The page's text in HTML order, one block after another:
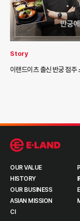
Story
이랜드이츠 출신 반궁 점주
OUR VALUE
HISTORY
OUR BUSINESS
ASIAN MISSION
CI